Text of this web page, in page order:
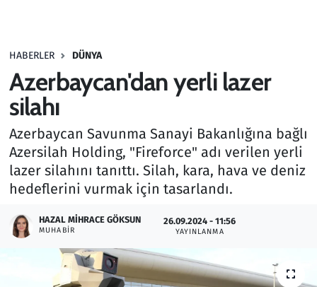
HABERLER DÜNYA
Azerbaycan'dan yerli lazer
silahı
Azerbaycan Savunma Sanayi Bakanlığına bağlı
Azersilah Holding, "Fireforce" adı verilen yerli
lazer silahını tanıttı. Silah, kara, hava ve deniz
hedeflerini vurmak için tasarlandı.
HAZAL MIHRACE GÖKSUN
MUHABIR
26.09.2024 - 11:56
YAYINLANMA
Haber
Kültür Sanat
Kurumsal Haberler
Lezzet Durağı
Oyun